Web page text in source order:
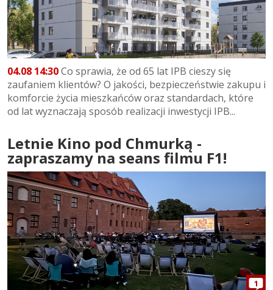
04.08 14:30Co sprawia, że od 65 lat IPB cieszy się
zaufaniem klientów? O jakości, bezpieczeństwie zakupu i
komforcie życia mieszkańców oraz standardach, które
od lat wyznaczają sposób realizacji inwestycji IPB...
Letnie Kino pod Chmurką -
zapraszamy na seans filmu F1!
1